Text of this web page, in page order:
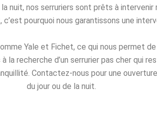
nuit, nos serruriers sont prêts à intervenir
pourquoi nous garantissons une
Yale et Fichet, ce qui nous permet
la recherche d’un serrurier pas cher qui
Contactez-nous pour une
du jour ou de la nuit.